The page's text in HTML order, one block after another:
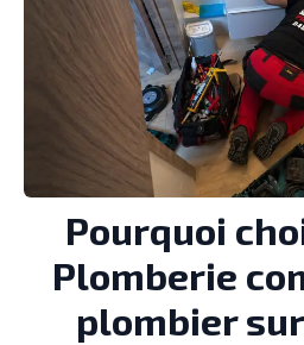
Pourquoi
Plomberie
plombier